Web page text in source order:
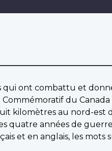
qui ont combattu et
du
kilomètres au nord-est
quatre années de
et en anglais, les mots